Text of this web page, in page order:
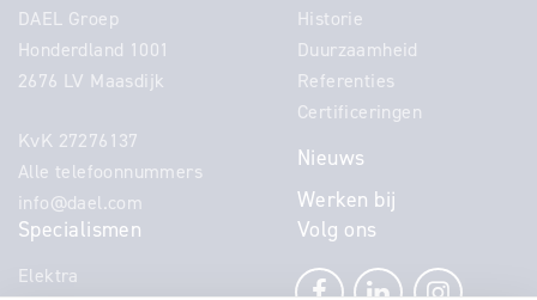
DAEL Groep
Honderdland 1001
2676 LV Maasdijk
KvK 27276137
Alle telefoonnummers
info@dael.com
Historie
Duurzaamheid
Referenties
Certificeringen
Nieuws
Werken bij
Specialismen
Elektra
Volg ons